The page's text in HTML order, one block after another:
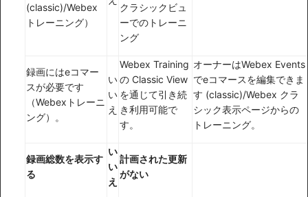
(classic)/Webex
トレーニング）
クラシックビュ
ーでのトレーニ
ング
録画にはeコマー
スが必要です
（Webexトレーニ
ング）。
い
い
え
Webex Training
の Classic View
を通じて引き続
き利用可能で
す。
オーナーはWebex Events
でeコマースを編集できま
す (classic)/Webex クラ
シック表示ページからの
トレーニング。
録画総数を表示す
る
い
い
え
計画された更新
がない